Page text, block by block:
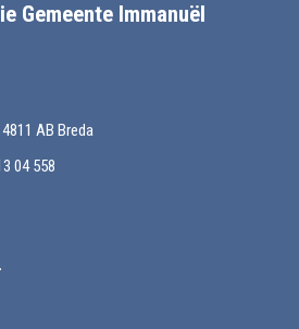
Gemeente Immanuël
AB Breda
04 558